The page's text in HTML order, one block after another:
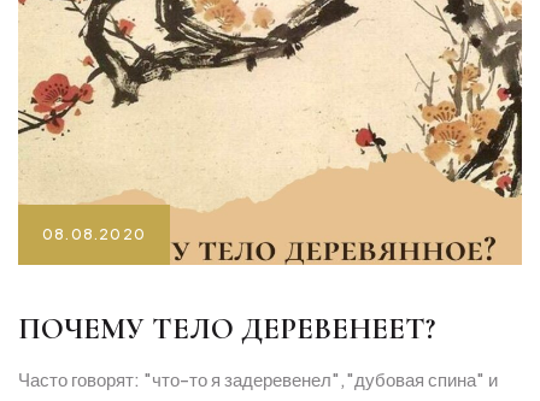
08.08.2020
ПОЧЕМУ ТЕЛО ДЕРЕВЕНЕЕТ?
Часто говорят: "что-то я задеревенел","дубовая спина" и